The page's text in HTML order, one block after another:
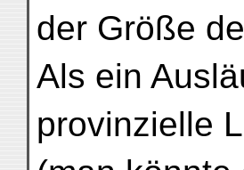
der Größe
Als ein
provinzielle